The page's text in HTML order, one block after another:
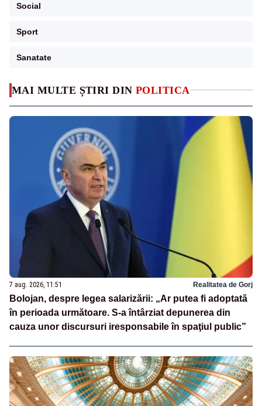
MAI MULTE ȘTIRI DIN POLITICA
7 aug. 2026, 11:51 Realitatea de Gorj
Bolojan, despre legea salarizării: „Ar putea fi adoptată
în perioada următoare. S-a întârziat depunerea din
cauza unor discursuri iresponsabile în spaţiul public”
Social
Sport
Sanatate